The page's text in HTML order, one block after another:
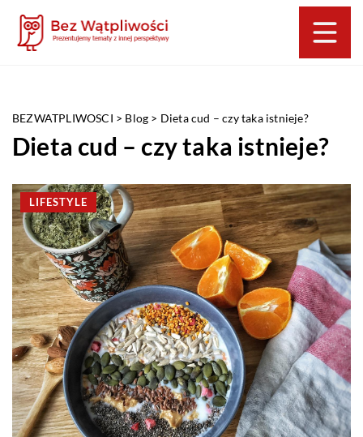
BEZWATPLIWOSCI > Blog > Dieta cud – czy taka istnieje?
Dieta cud – czy taka istnieje?
LIFESTYLE